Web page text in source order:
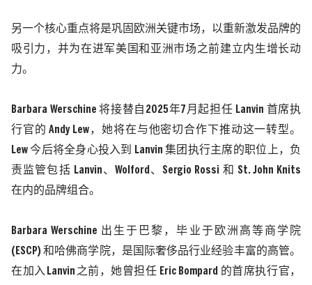
另一个核心重点将是巩固欧洲关键市场，以重新激发品牌的
吸引力，并为在进军美国和亚洲市场之前建立内生增长动
力。
Barbara Werschine将接替自 2025年7 月起担任 Lanvin 首席执
行官的 Andy Lew ，她将在与他密切合作下推动这一转型。
Lew今后将全身心投入到 Lanvin 集团执行主席的职位上，负
责监管包括 Lanvin 、 Wolford 、Sergio Rossi 和 St. John Knits
在内的品牌组合。
Barbara Werschine 出生于巴黎，毕业于欧洲高等商学院
(ESCP)和哈佛商学院，是国际奢侈品行业经验丰富的高管。
在加入 Lanvin 之前，她曾担任 Eric Bompard 的首席执行官，